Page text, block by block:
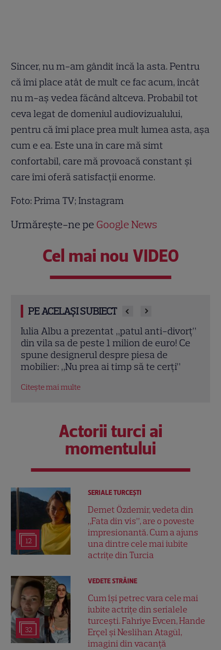
Sincer, nu m-am gândit încă la asta. Pentru
că îmi place atât de mult ce fac acum, încât
nu m-aș vedea făcând altceva. Probabil tot
ceva legat de domeniul audiovizualului,
pentru că îmi place prea mult lumea asta, așa
cum e ea. Este una în care mă simt
confortabil, care mă provoacă constant și
care îmi oferă satisfacții enorme.
Foto: Prima TV; Instagram
Urmărește-ne pe Google News
Cel mai nou VIDEO
PE ACELAȘI SUBIECT
Teo Trandafir, despre viața după ce fiica
ei, Maia, a plecat de acasă: „Legătura
dintre noi nu ne-o ia nimeni”
Citește mai multe
Actorii turci ai
momentului
12
SERIALE TURCEŞTI
Demet Özdemir, vedeta din
„Fata din vis”, are o poveste
impresionantă. Cum a ajuns
una dintre cele mai iubite
actrițe din Turcia
32
VEDETE STRĂINE
Cum își petrec vara cele mai
iubite actrițe din serialele
turcești. Fahriye Evcen, Hande
Erçel și Neslihan Atagül,
imagini din vacanță